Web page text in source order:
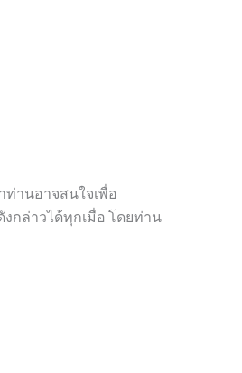
ท่านอาจสนใจเพื่อ
กล่าวได้ทุกเมื่อ โดยท่าน